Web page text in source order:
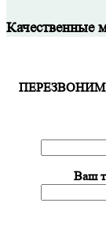
Качественные
Ваш